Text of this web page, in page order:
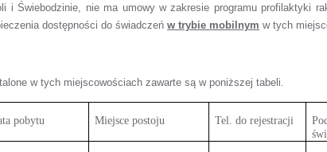
i Świebodzinie, nie ma umowy w zakresie programu profilaktyki
dostępności do świadczeń w trybie mobilnym w tych
w tych miejscowościach zawarte są w poniższej tabeli.
pobytu Miejsce postoju Tel. do rejestracji